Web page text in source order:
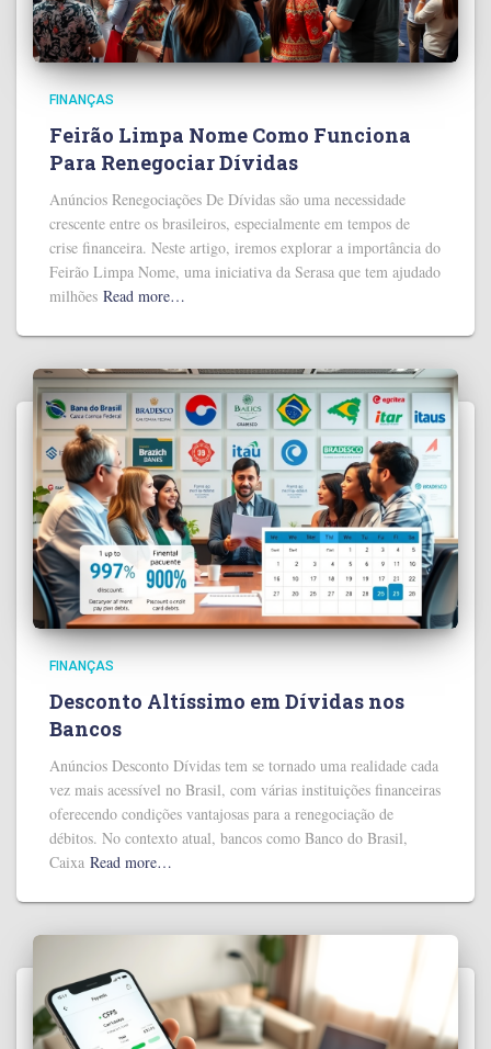
FINANÇAS
Feirão Limpa Nome Como Funciona
Para Renegociar Dívidas
Anúncios Renegociações De Dívidas são uma necessidade
crescente entre os brasileiros, especialmente em tempos de
crise financeira. Neste artigo, iremos explorar a importância do
Feirão Limpa Nome, uma iniciativa da Serasa que tem ajudado
milhões Read more…
FINANÇAS
Desconto Altíssimo em Dívidas nos
Bancos
Anúncios Desconto Dívidas tem se tornado uma realidade cada
vez mais acessível no Brasil, com várias instituições financeiras
oferecendo condições vantajosas para a renegociação de
débitos. No contexto atual, bancos como Banco do Brasil,
Caixa Read more…